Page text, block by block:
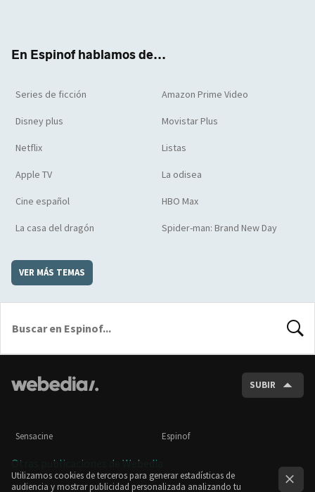
En Espinof hablamos de...
Series de ficción Amazon Prime Video
Disney plus Movistar Plus
Netflix Listas
Apple TV La odisea
Cine español HBO Max
La casa del dragón Spider-man: Brand New Day
VER MÁS TEMAS
SUBIR
Sensacine Espinof
Otras publicaciones de Webedia
Utilizamos cookies de terceros para generar estadísticas de
audiencia y mostrar publicidad personalizada analizando tu